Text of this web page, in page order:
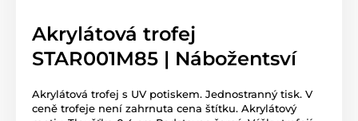
Akrylátová trofej
STAR001M85 | Nábožentsví
Akrylátová trofej s UV potiskem. Jednostranný tisk. V
ceně trofeje není zahrnuta cena štítku. Akrylátový